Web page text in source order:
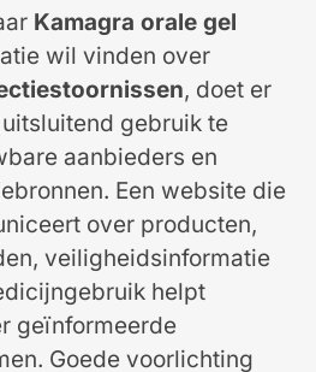
Kamagra orale gel
wil vinden over
, doet er
gebruik te
aanbieders en
Een website die
over producten,
veiligheidsinformatie
helpt
geïnformeerde
Goede voorlichting